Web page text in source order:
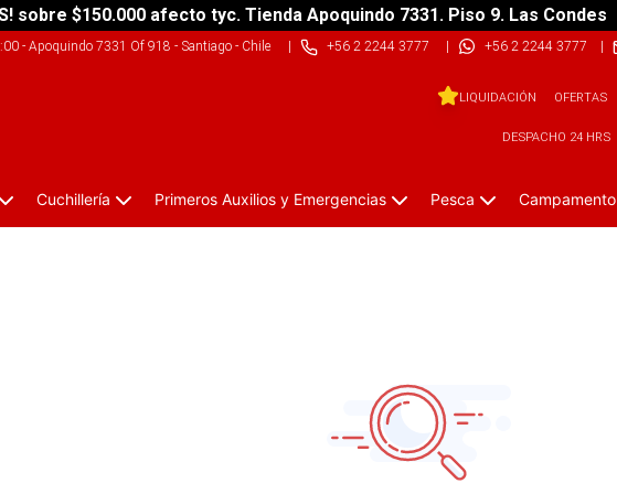
sobre $150.000 afecto tyc. Tienda Apoquindo 7331. Piso 9. Las Condes
- Apoquindo 7331 Of 918 - Santiago - Chile| +56 2 2244 3777 | +56 2 2244 3777 |
LIQUIDACIÓN OFERTAS
DESPACHO 24 HRS
Cuchillería Primeros Auxilios y Emergencias Pesca Campamento